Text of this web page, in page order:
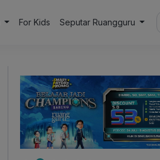
For Kids Seputar Ruangguru